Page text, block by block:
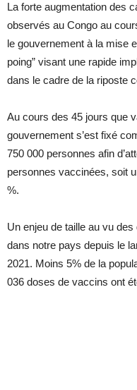
La forte augmentation des
observés au Congo au
le gouvernement à la mise
poing” visant une rapide
dans le cadre de la riposte
Au cours des 45 jours que
gouvernement s’est fixé
750 000 personnes afin
personnes vaccinées, soit
%.
Un enjeu de taille au vu
dans notre pays depuis le
2021. Moins 5% de la
036 doses de vaccins ont